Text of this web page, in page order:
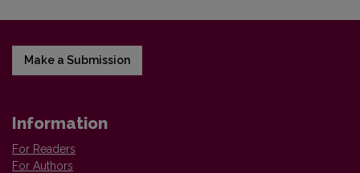
Make a Submission
Information
For Readers
For Authors